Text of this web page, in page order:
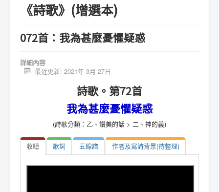
《詩歌》(增選本)
072首：我為甚麼憂懼疑惑
詳細內容
最近更新: 2021年 3月 27日
詩歌。第72首
我為甚麼憂懼疑惑
(詩歌分類：乙、讚美的話 > 二、神的義)
收聽 歌詞 五線譜 作者及寫詩背景(待整理)